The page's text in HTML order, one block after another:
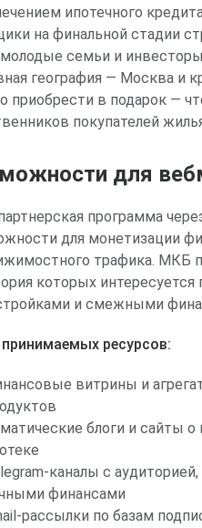
ипотечного
на финальной стадии
семьи и
география — Москва и
приобрести в подарок —
покупателей
для
программа
для монетизации
трафика. МКБ
которых
и смежными
ресурсов:
витрины и
блоги и сайты
каналы с
финансами
рассылки по базам